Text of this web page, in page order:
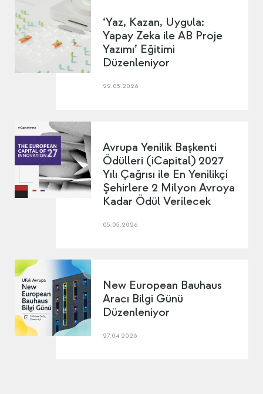
‘Yaz, Kazan, Uygula:
Yapay Zeka ile AB Proje
Yazımı’ Eğitimi
Düzenleniyor
22.05.2026
Avrupa Yenilik Başkenti
Ödülleri (iCapital) 2027
Yılı Çağrısı ile En Yenilikçi
Şehirlere 2 Milyon Avroya
Kadar Ödül Verilecek
05.05.2026
New European Bauhaus
Aracı Bilgi Günü
Düzenleniyor
27.04.2026